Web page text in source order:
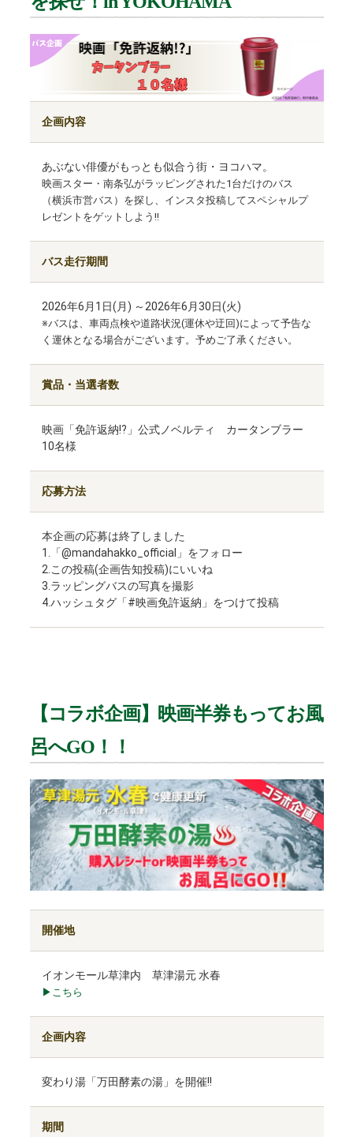
企画内容
あぶない俳優がもっとも似合う街・ヨコハマ。
映画スター・南条弘がラッピングされた1台だけのバス
（横浜市営バス）を探し、インスタ投稿してスペシャルプ
レゼントをゲットしよう!!
バス走行期間
2026年6月1日(月) ～2026年6月30日(火)
※バスは、車両点検や道路状況(運休や迂回)によって予告な
く運休となる場合がございます。予めご了承ください。
賞品・当選者数
映画「免許返納!?」公式ノベルティ カータンブラー
10名様
応募方法
本企画の応募は終了しました
1.「@mandahakko_official」をフォロー
2.この投稿(企画告知投稿)にいいね
3.ラッピングバスの写真を撮影
4.ハッシュタグ「#映画免許返納」をつけて投稿
【コラボ企画】映画半券もってお風
呂へGO！！
開催地
イオンモール草津内 草津湯元 水春
▶こちら
企画内容
変わり湯「万田酵素の湯」を開催!!
期間